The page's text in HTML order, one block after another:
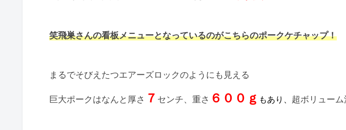
笑飛巣さんの看板メニューとなっているのがこちらのポークケチャップ！
まるでそびえたつエアーズロックのようにも見える
巨大ポークはなんと厚さ ７ センチ、重さ ６００ｇ もあり 超ボリューム